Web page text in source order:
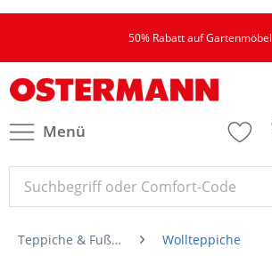
50% Rabatt auf Gartenmöbel
Menü
Teppiche & Fußmatten Wollteppiche